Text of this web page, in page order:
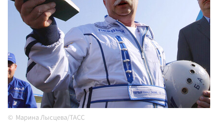
Марина Лысцева/ТАСС